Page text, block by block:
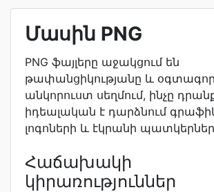
Մասին PNG
PNG ֆայլերը աջակցում են
թափանցիկությանը և
անկորուստ սեղմում, ինչը
իդեալական է դարձնում
լոգոների և էկրանի
Հաճախակի
կիրառություններ